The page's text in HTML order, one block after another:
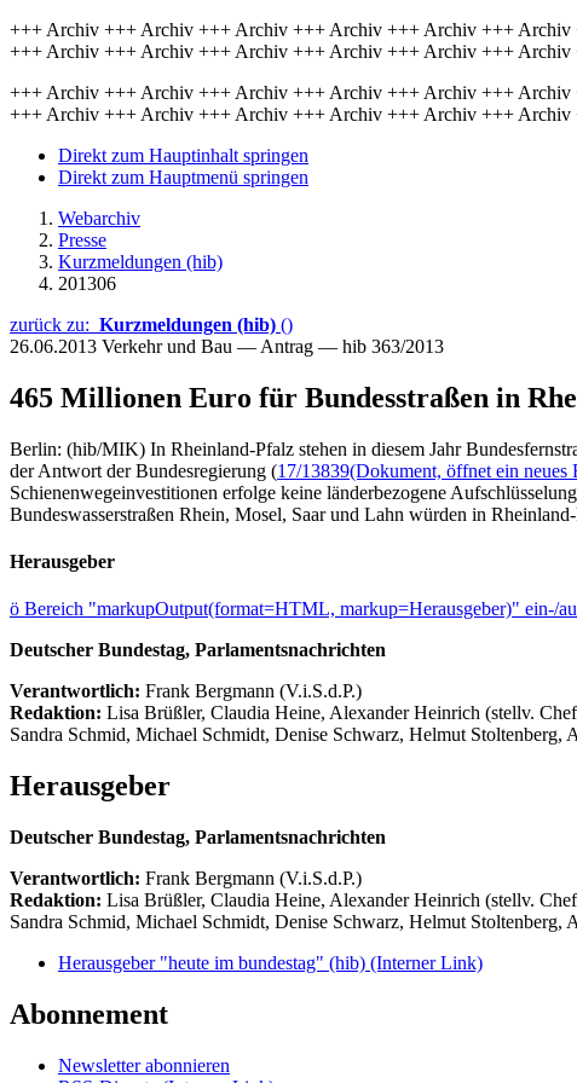
+++ Archiv +++ Archiv +++ Archiv +++ Archiv +++ Archiv +++
+++ Archiv +++ Archiv +++ Archiv +++ Archiv +++ Archiv +++
+++ Archiv +++ Archiv +++ Archiv +++ Archiv +++ Archiv +++
+++ Archiv +++ Archiv +++ Archiv +++ Archiv +++ Archiv +++
Direkt zum Hauptinhalt springen
Direkt zum Hauptmenü springen
Webarchiv
Presse
Kurzmeldungen (hib)
201306
zurück zu: Kurzmeldungen (hib) ()
26.06.2013 Verkehr und Bau — Antrag — hib 363/2013
465 Millionen Euro für Bundesstraßen in
Berlin: (hib/MIK) In Rheinland-Pfalz stehen in diesem Jahr
der Antwort der Bundesregierung (17/13839(Dokument, öffnet ein neues
Schienenwegeinvestitionen erfolge keine länderbezogene
Bundeswasserstraßen Rhein, Mosel, Saar und Lahn würden in
Herausgeber
ö Bereich "markupOutput(format=HTML, markup=Herausgeber)" ein-/
Deutscher Bundestag, Parlamentsnachrichten
Verantwortlich: Frank Bergmann (V.i.S.d.P.)
Redaktion: Lisa Brüßler, Claudia Heine, Alexander Heinrich (stellv.
Sandra Schmid, Michael Schmidt, Denise Schwarz, Helmut Stoltenberg,
Herausgeber
Deutscher Bundestag, Parlamentsnachrichten
Verantwortlich: Frank Bergmann (V.i.S.d.P.)
Redaktion: Lisa Brüßler, Claudia Heine, Alexander Heinrich (stellv.
Sandra Schmid, Michael Schmidt, Denise Schwarz, Helmut Stoltenberg,
Herausgeber "heute im bundestag" (hib) (Interner Link)
Abonnement
Newsletter abonnieren